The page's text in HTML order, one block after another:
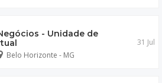
- Unidade de
Belo Horizonte - MG
31 Jul